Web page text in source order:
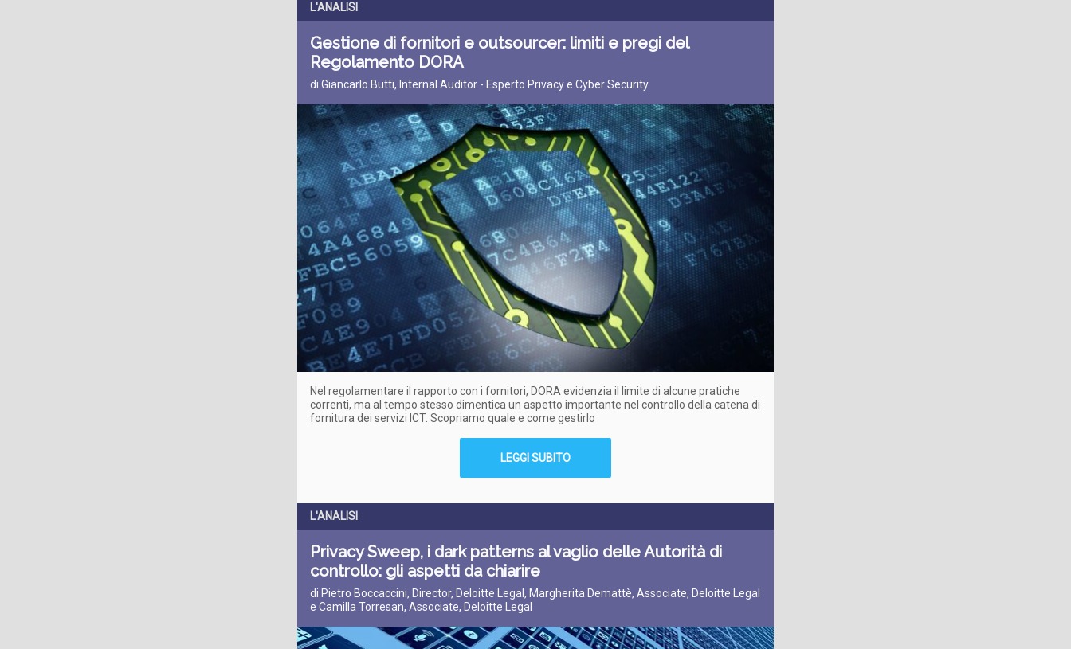
L'ANALISI
Gestione di fornitori e outsourcer: limiti e pregi del
Regolamento DORA
di Giancarlo Butti, Internal Auditor - Esperto Privacy e Cyber Security
Nel regolamentare il rapporto con i fornitori, DORA evidenzia il limite di alcune pratiche
correnti, ma al tempo stesso dimentica un aspetto importante nel controllo della catena di
fornitura dei servizi ICT. Scopriamo quale e come gestirlo
LEGGI SUBITO
L'ANALISI
Privacy Sweep, i dark patterns al vaglio delle Autorità di
controllo: gli aspetti da chiarire
di Pietro Boccaccini, Director, Deloitte Legal, Margherita Demattè, Associate, Deloitte Legal
e Camilla Torresan, Associate, Deloitte Legal